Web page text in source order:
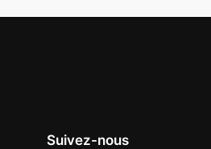
Suivez-nous